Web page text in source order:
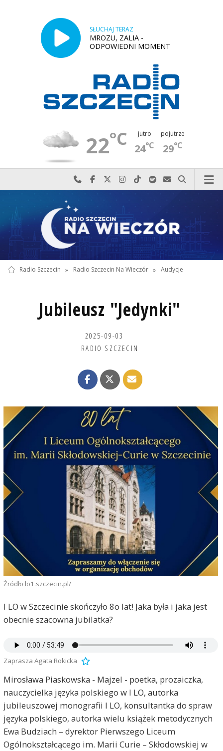
SŁUCHAJ TERAZ
MROZU, ZALIA -
ODPOWIEDNI MOMENT
22°C jutro
24°C
pojutrze
29°C
Najlepiej po prostu do nas zadzwoń
Odwiedź nas na Facebook-u
Odwiedź nas na X
Odwiedź nas na Instagram-ie
Odwiedź nas na TikTok-u
Szukaj nas na Spotify
Wyślij do nas
Szukaj
Radio Szczecin » Radio Szczecin Na Wieczór » Audycje
Jubileusz "Jedynki"
2025-09-03
RADIO SZCZECIN
Źródło lo1.szczecin.pl/
I LO w Szczecinie skończyło 8o lat! Jaka była i jaka jest
obecnie szacowna jubilatka?
Zaprasza Agata Rokicka
Mirosława Piaskowska - Majzel - poetka, prozaiczka,
nauczycielka języka polskiego w I LO, autorka
jubileuszowej monografii I LO, konsultantka do spraw
języka polskiego, autorka wielu książek metodycznych
Ewa Budziach – dyrektor Pierwszego Liceum
Ogólnokształcącego im. Marii Curie – Skłodowskiej w